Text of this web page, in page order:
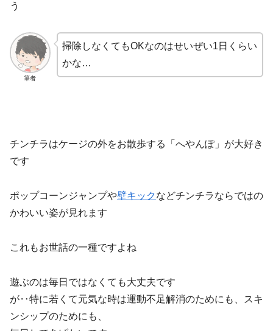
う
筆者
掃除しなくてもOKなのはせいぜい1日くらい
かな…
チンチラはケージの外をお散歩する「へやんぽ」が大好き
です
ポップコーンジャンプや壁キックなどチンチラならではの
かわいい姿が見れます
これもお世話の一種ですよね
遊ぶのは毎日ではなくても大丈夫です
が‥特に若くて元気な時は運動不足解消のためにも、スキ
ンシップのためにも、